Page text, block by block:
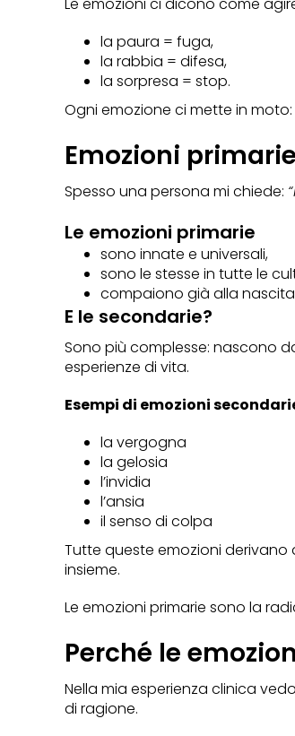
la paura = fuga,
la rabbia = difesa,
la sorpresa = stop.
Ogni emozione ci mette in
Emozioni
Spesso una persona mi chiede:
Le emozioni primarie
sono innate e universali,
sono le stesse in tutte le
compaiono già alla
E le secondarie?
Sono più complesse: nascono
esperienze di vita.
Esempi di emozioni
la vergogna
la gelosia
l’invidia
l’ansia
il senso di colpa
Tutte queste emozioni derivano
insieme.
Le emozioni primarie sono la
Perché le
Nella mia esperienza clinica
di ragione.